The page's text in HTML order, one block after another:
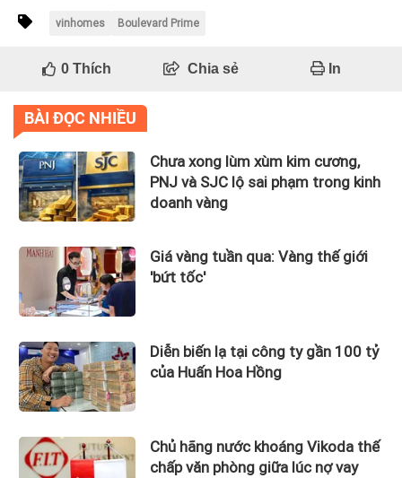
vinhomes Boulevard Prime
0Thích Chia sẻ In
BÀI ĐỌC NHIỀU
Chưa xong lùm xùm kim cương,
PNJ và SJC lộ sai phạm trong kinh
doanh vàng
Giá vàng tuần qua: Vàng thế giới
'bứt tốc'
Diễn biến lạ tại công ty gần 100 tỷ
của Huấn Hoa Hồng
Chủ hãng nước khoáng Vikoda thế
chấp văn phòng giữa lúc nợ vay